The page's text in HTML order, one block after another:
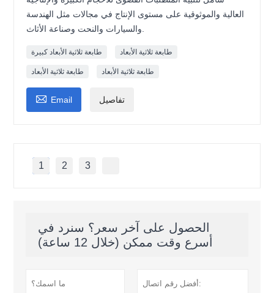
العالية والموثوقية على مستوى الإنتاج في مجالات مثل الهندسة
طابعة ثلاثية الأبعاد كبيرة طابعة ثلاثية الأبعاد
طابعة ثلاثية الأبعاد طابعة ثلاثية الأبعاد
 Email تفاصيل
1 2 3
الحصول على آخر سعر؟ سنرد في
أسرع وقت ممكن (خلال 12 ساعة)